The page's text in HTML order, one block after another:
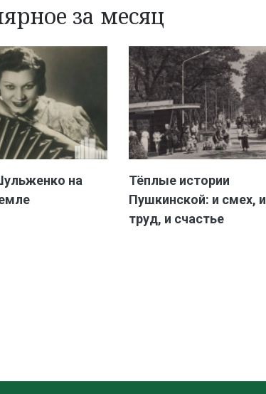
за месяц
на
Тёплые истории
Пушкинской: и смех, и
труд, и счастье